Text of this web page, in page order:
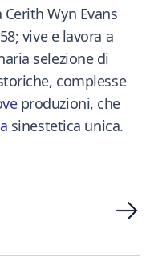
Wyn Evans
vive e lavora a
selezione di
complesse
produzioni, che
sinestetica unica.